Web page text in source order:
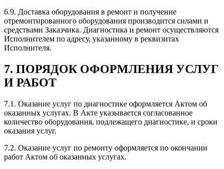
6.9. Доставка оборудования в ремонт и получение
отремонтированного оборудования производится силами и
средствами Заказчика. Диагностика и ремонт осуществляются
Исполнителем по адресу, указанному в реквизитах
Исполнителя.
7. ПОРЯДОК ОФОРМЛЕНИЯ УСЛУГ
И РАБОТ
7.1. Оказание услуг по диагностике оформляется Актом об
оказанных услугах. В Акте указывается согласованное
количество оборудования, подлежащего диагностике, и сроки
оказания услуг.
7.2. Оказание услуг по ремонту оформляется по окончании
работ Актом об оказанных услугах.